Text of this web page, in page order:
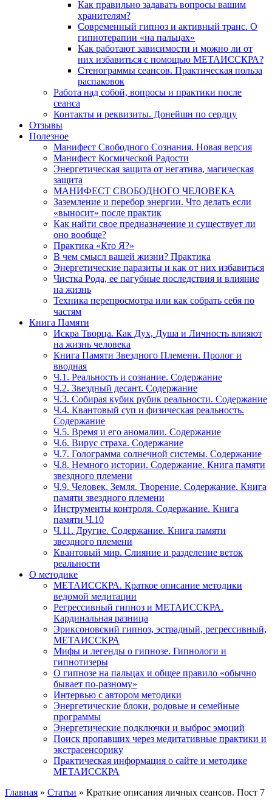
Как правильно задавать вопросы вашим
хранителям?
Современный гипноз и активный транс. О
гипнотерапии «на пальцах»
Как работают зависимости и можно ли от
них избавиться с помощью МЕТАИССКРА?
Стенограммы сеансов. Практическая польза
распаковок
Работа над собой, вопросы и практики после
сеанса
Контакты и реквизиты. Донейшн по сердцу
Отзывы
Полезное
Манифест Свободного Сознания. Новая версия
Манифест Космической Радости
Энергетическая защита от негатива, магическая
защита
МАНИФЕСТ СВОБОДНОГО ЧЕЛОВЕКА
Заземление и перебор энергии. Что делать если
«выносит» после практик
Как найти свое предназначение и существует ли
оно вообще?
Практика «Кто Я?»
В чем смысл вашей жизни? Практика
Энергетические паразиты и как от них избавиться
Чистка Рода, ее пагубные последствия и влияние
на жизнь
Техника перепросмотра или как собрать себя по
частям
Книга Памяти
Искра Творца. Как Дух, Душа и Личность влияют
на жизнь человека
Книга Памяти Звездного Племени. Пролог и
вводная
Ч.1. Реальность и сознание. Содержание
Ч.2. Звездный десант. Содержание
Ч.3. Собирая кубик рубик реальности. Содержание
Ч.4. Квантовый суп и физическая реальность.
Содержание
Ч.5. Время и его аномалии. Содержание
Ч.6. Вирус страха. Содержание
Ч.7. Голограмма солнечной системы. Содержание
Ч.8. Немного истории. Содержание. Книга памяти
звездного племени
Ч.9. Человек. Земля. Творение. Содержание. Книга
памяти звездного племени
Инструменты контроля. Содержание. Книга
памяти Ч.10
Ч.11. Другие. Содержание. Книга памяти
звездного племени
Квантовый мир. Слияние и разделение веток
реальности
О методике
МЕТАИССКРА. Краткое описание методики
ведомой медитации
Регрессивный гипноз и МЕТАИССКРА.
Кардинальная разница
Эриксоновский гипноз, эстрадный, регрессивный,
МЕТАИССКРА
Мифы и легенды о гипнозе. Гипнологи и
гипнотизеры
О гипнозе на пальцах и общее правило «обычно
бывает по-разному»
Интервью с автором методики
Энергетические блоки, родовые и семейные
программы
Энергетические подключки и выброс эмоций
Поиск пропавших через медитативные практики и
экстрасенсорику
Практическая информация о сайте и методике
МЕТАИССКРА
Главная » Статьи » Краткие описания личных сеансов. Пост 7